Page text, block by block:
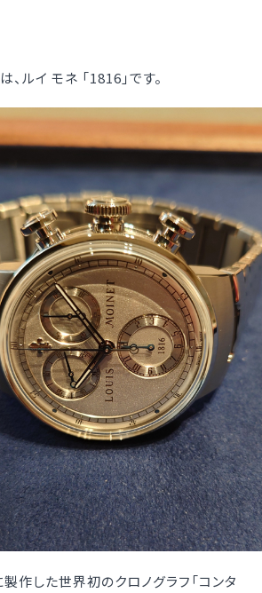
ルイ モネ 「1816」です。
作した世界初のクロノグラフ「コンタ